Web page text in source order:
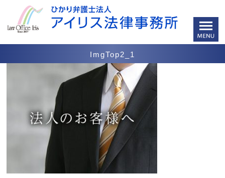
ImgTop2_1